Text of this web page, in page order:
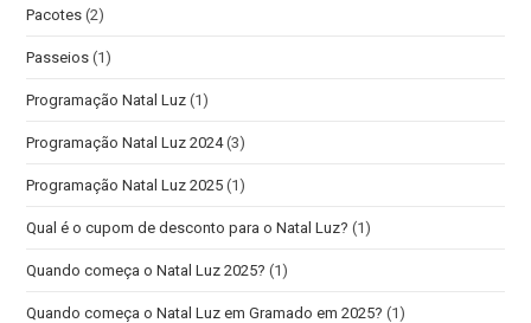
Pacotes (2)
Passeios (1)
Programação Natal Luz (1)
Programação Natal Luz 2024 (3)
Programação Natal Luz 2025 (1)
Qual é o cupom de desconto para o Natal Luz? (1)
Quando começa o Natal Luz 2025? (1)
Quando começa o Natal Luz em Gramado em 2025? (1)